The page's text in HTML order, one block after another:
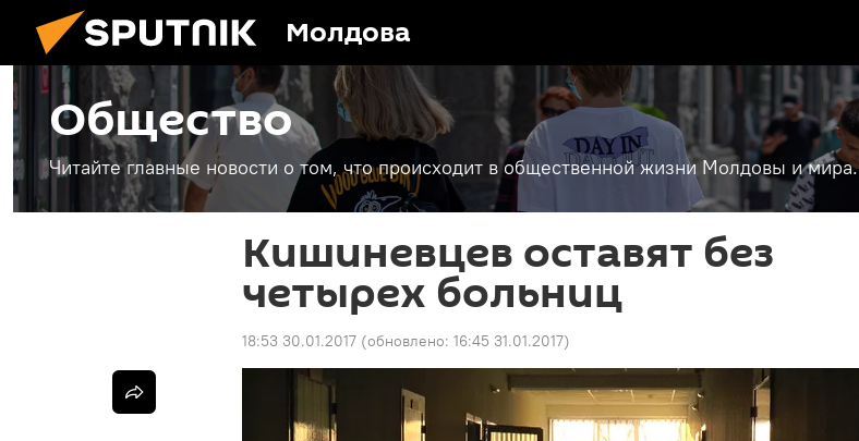
Молдова
Общество
Читайте главные новости о том, что происходит в общественной жизни Молдовы и мира.
Кишиневцев оставят без
четырех больниц
18:53 30.01.2017 (обновлено: 16:45 31.01.2017)